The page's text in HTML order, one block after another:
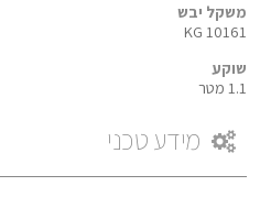
משקל יבש
10161 KG
שוקע
1.1 מטר
מידע טכני